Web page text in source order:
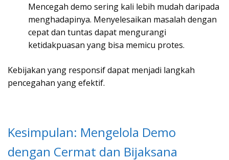
Mencegah demo sering kali lebih mudah daripada
menghadapinya. Menyelesaikan masalah dengan
cepat dan tuntas dapat mengurangi
ketidakpuasan yang bisa memicu protes.
Kebijakan yang responsif dapat menjadi langkah
pencegahan yang efektif.
Kesimpulan: Mengelola Demo
dengan Cermat dan Bijaksana